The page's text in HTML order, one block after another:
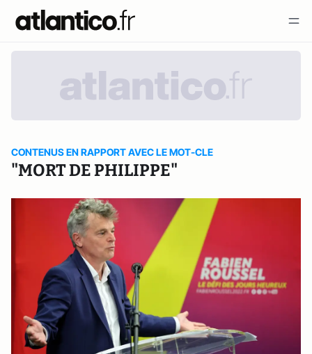
CONTENUS EN RAPPORT AVEC LE MOT-CLE
"MORT DE PHILIPPE"